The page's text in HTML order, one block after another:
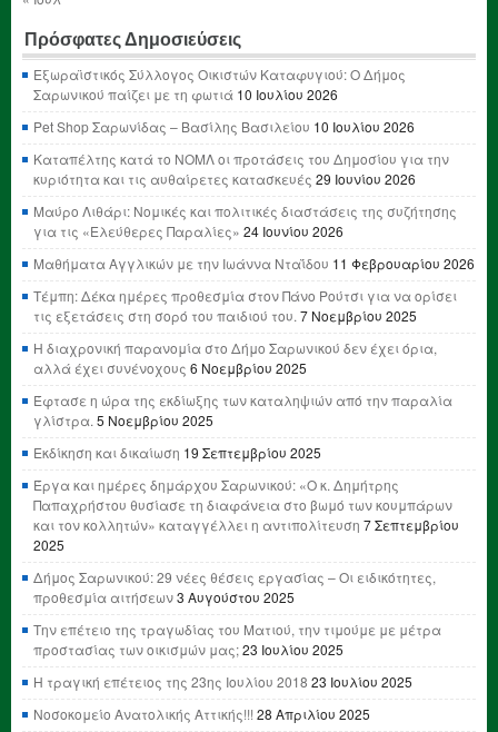
Πρόσφατες Δημοσιεύσεις
Εξωραϊστικός Σύλλογος Οικιστών Καταφυγιού: Ο Δήμος
Σαρωνικού παίζει με τη φωτιά 10 Ιουλίου 2026
Pet Shop Σαρωνίδας – Βασίλης Βασιλείου 10 Ιουλίου 2026
Καταπέλτης κατά το ΝΟΜΛ οι προτάσεις του Δημοσίου για την
κυριότητα και τις αυθαίρετες κατασκευές 29 Ιουνίου 2026
Μαύρο Λιθάρι: Νομικές και πολιτικές διαστάσεις της συζήτησης
για τις «Ελεύθερες Παραλίες» 24 Ιουνίου 2026
Μαθήματα Αγγλικών με την Ιωάννα Νταΐδου 11 Φεβρουαρίου 2026
Τέμπη: Δέκα ημέρες προθεσμία στον Πάνο Ρούτσι για να ορίσει
τις εξετάσεις στη σορό του παιδιού του.7 Νοεμβρίου 2025
Η διαχρονική παρανομία στο Δήμο Σαρωνικού δεν έχει όρια,
αλλά έχει συνένοχους 6 Νοεμβρίου 2025
Έφτασε η ώρα της εκδίωξης των καταληψιών από την παραλία
γλίστρα.5 Νοεμβρίου 2025
Εκδίκηση και δικαίωση 19 Σεπτεμβρίου 2025
Έργα και ημέρες δημάρχου Σαρωνικού: «Ο κ. Δημήτρης
Παπαχρήστου θυσίασε τη διαφάνεια στο βωμό των κουμπάρων
και τον κολλητών» καταγγέλλει η αντιπολίτευση 7 Σεπτεμβρίου
2025
Δήμος Σαρωνικού: 29 νέες θέσεις εργασίας – Οι ειδικότητες,
προθεσμία αιτήσεων3 Αυγούστου 2025
Την επέτειο της τραγωδίας του Ματιού, την τιμούμε με μέτρα
προστασίας των οικισμών μας;23 Ιουλίου 2025
Η τραγική επέτειος της 23ης Ιουλίου 2018 23 Ιουλίου 2025
Νοσοκομείο Ανατολικής Αττικής!!! 28 Απριλίου 2025